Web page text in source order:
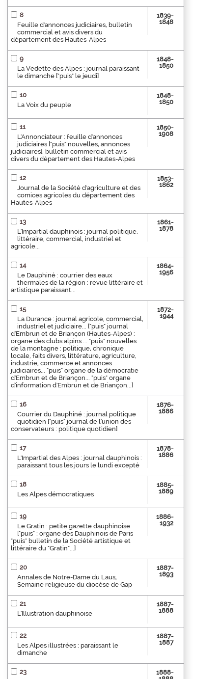
8
Feuille d'annonces judiciaires, bulletin
commercial et avis divers du
département des Hautes-Alpes
1839-
1848
9
La Vedette des Alpes : journal paraissant
le dimanche ["puis" le jeudi]
1848-
1850
10
La Voix du peuple
1848-
1850
11
L'Annonciateur : feuille d'annonces
judiciaires ["puis" nouvelles, annonces
judiciaires], bulletin commercial et avis
divers du département des Hautes-Alpes
1850-
1908
12
Journal de la Société d'agriculture et des
comices agricoles du département des
Hautes-Alpes
1853-
1862
13
L'Impartial dauphinois : journal politique,
littéraire, commercial, industriel et
agricole...
1861-
1878
14
Le Dauphiné : courrier des eaux
thermales de la région : revue littéraire et
artistique paraissant...
1864-
1956
15
La Durance : journal agricole, commercial,
industriel et judiciaire... ["puis" journal
d'Embrun et de Briançon (Hautes-Alpes) :
organe des clubs alpins ... "puis" nouvelles
de la montagne : politique, chronique
locale, faits divers, littérature, agriculture,
industrie, commerce et annonces
judiciaires... "puis" organe de la démocratie
d'Embrun et de Briançon... "puis" organe
d'information d'Embrun et de Briançon...]
1872-
1944
16
Courrier du Dauphiné : journal politique
quotidien ["puis" journal de l'union des
conservateurs : politique quotidien]
1876-
1886
17
L'Impartial des Alpes : journal dauphinois :
paraissant tous les jours le lundi excepté
1878-
1886
18
Les Alpes démocratiques
1885-
1889
19
Le Gratin : petite gazette dauphinoise
["puis" : organe des Dauphinois de Paris
"puis" bulletin de la Société artistique et
littéraire du "Gratin"...]
1886-
1932
20
Annales de Notre-Dame du Laus,
Semaine religieuse du diocèse de Gap
1887-
1893
21
L'Illustration dauphinoise
1887-
1888
22
Les Alpes illustrées : paraissant le
dimanche
1887-
1887
23
1888-